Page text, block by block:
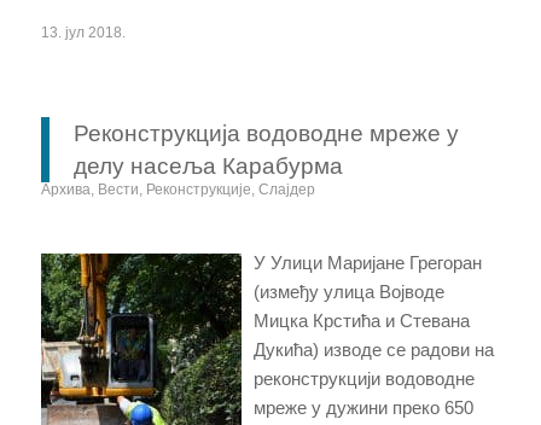
13. јул 2018.
Реконструкција водоводне мреже у
делу насеља Карабурма
Архива Вести Реконструкције Слајдер
У Улици Маријане Грегоран
(између улица Војводе
Мицка Крстића и Стевана
Дукића) изводе се радови на
реконструкцији водоводне
мреже у дужини преко 650